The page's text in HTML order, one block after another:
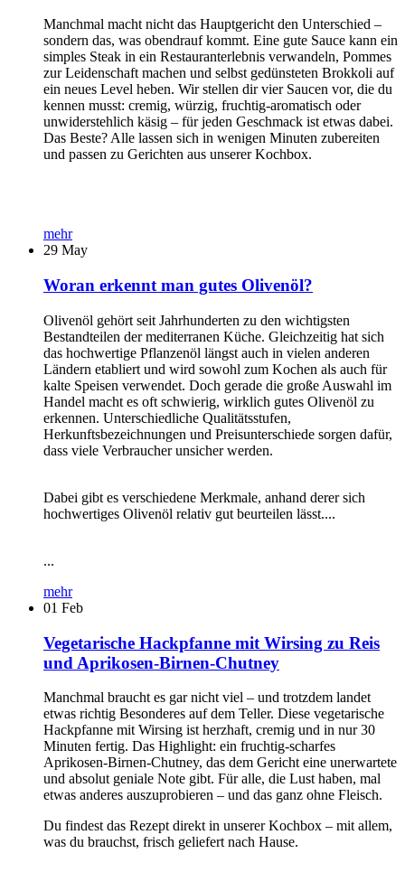
Manchmal macht nicht das Hauptgericht den Unterschied –
sondern das, was obendrauf kommt. Eine gute Sauce kann ein
simples Steak in ein Restauranterlebnis verwandeln, Pommes
zur Leidenschaft machen und selbst gedünsteten Brokkoli auf
ein neues Level heben. Wir stellen dir vier Saucen vor, die du
kennen musst: cremig, würzig, fruchtig-aromatisch oder
unwiderstehlich käsig – für jeden Geschmack ist etwas dabei.
Das Beste? Alle lassen sich in wenigen Minuten zubereiten
und passen zu Gerichten aus unserer Kochbox.
mehr
29 May
Woran erkennt man gutes Olivenöl?
Olivenöl gehört seit Jahrhunderten zu den wichtigsten
Bestandteilen der mediterranen Küche. Gleichzeitig hat sich
das hochwertige Pflanzenöl längst auch in vielen anderen
Ländern etabliert und wird sowohl zum Kochen als auch für
kalte Speisen verwendet. Doch gerade die große Auswahl im
Handel macht es oft schwierig, wirklich gutes Olivenöl zu
erkennen. Unterschiedliche Qualitätsstufen,
Herkunftsbezeichnungen und Preisunterschiede sorgen dafür,
dass viele Verbraucher unsicher werden.
Dabei gibt es verschiedene Merkmale, anhand derer sich
hochwertiges Olivenöl relativ gut beurteilen lässt....
...
mehr
01 Feb
Vegetarische Hackpfanne mit Wirsing zu Reis
und Aprikosen-Birnen-Chutney
Manchmal braucht es gar nicht viel – und trotzdem landet
etwas richtig Besonderes auf dem Teller. Diese vegetarische
Hackpfanne mit Wirsing ist herzhaft, cremig und in nur 30
Minuten fertig. Das Highlight: ein fruchtig-scharfes
Aprikosen-Birnen-Chutney, das dem Gericht eine unerwartete
und absolut geniale Note gibt. Für alle, die Lust haben, mal
etwas anderes auszuprobieren – und das ganz ohne Fleisch.
Du findest das Rezept direkt in unserer Kochbox – mit allem,
was du brauchst, frisch geliefert nach Hause.